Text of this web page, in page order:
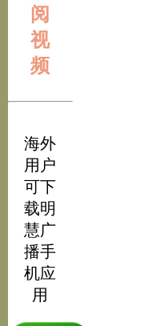
阅
视
频
海外
用户
可下
载明
慧广
播手
机应
用